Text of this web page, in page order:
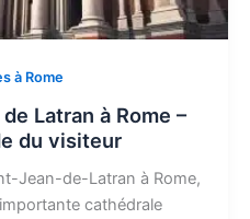
à Rome
Latran à Rome –
du visiteur
Jean-de-Latran à Rome,
cathédrale